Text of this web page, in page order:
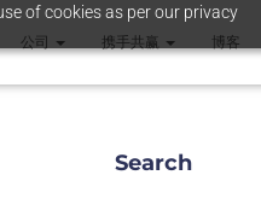
of cookies as per our privacy
公司 携手共赢 博客
Search